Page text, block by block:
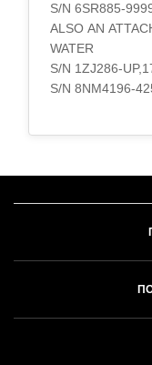
S/N 6SR885-
ALSO AN
WATER
S/N 1ZJ286-
S/N 8NM4196-